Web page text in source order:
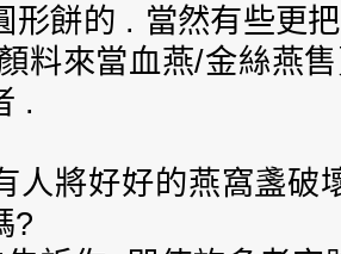
形餅的 . 當然有些更
料來當血燕/金絲燕
.
人將好好的燕窩盞破
?